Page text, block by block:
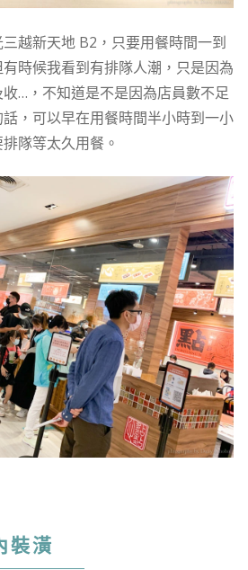
越新天地 B2，只要用餐時間一到
時候我看到有排隊人潮，只是因為
…，不知道是不是因為店員數不足
，可以早在用餐時間半小時到一小
隊等太久用餐。
裝潢